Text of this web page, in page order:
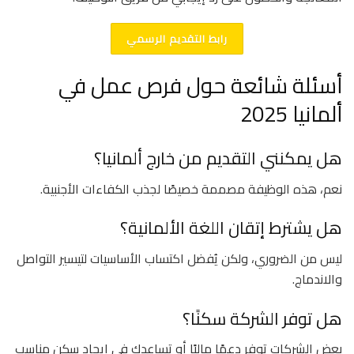
رابط التقديم الرسمي
أسئلة شائعة حول فرص عمل في
ألمانيا 2025
هل يمكنني التقديم من خارج ألمانيا؟
نعم، هذه الوظيفة مصممة خصيصًا لجذب الكفاءات الأجنبية.
هل يشترط إتقان اللغة الألمانية؟
ليس من الضروري، ولكن يُفضل اكتساب الأساسيات لتيسير التواصل
والاندماج.
هل توفر الشركة سكنًا؟
بعض الشركات توفر دعمًا ماليًا أو تساعدك في إيجاد سكن مناسب